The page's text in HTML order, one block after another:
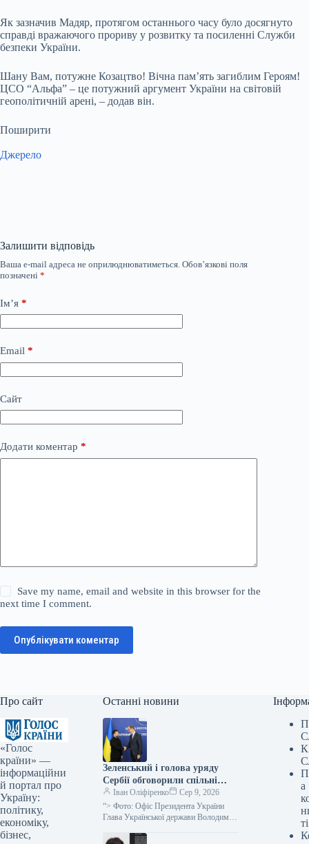
Як зазначив Мадяр, протягом останнього часу було досягнуто
справді вражаючого прориву у розвитку та посиленні Служби
безпеки України.
Шану Вам, потужне Козацтво! Вічна пам’ять загиблим Героям!
ЦСО “Альфа” – це потужний аргумент України на світовій
геополітичній арені, – додав він.
Поширити
Джерело
Залишити відповідь
Ваша e-mail адреса не оприлюднюватиметься. Обов’язкові поля
позначені *
Ім’я *
Email *
Сайт
Додати коментар *
Save my name, email and website in this browser for the
next time I comment.
Опублікувати коментар
Про сайт
«Голос
країни» —
інформаційни
й портал про
Україну:
політику,
економіку,
бізнес,
Останні новини
Зеленський і голова уряду
Сербії обговорили спільні
економічні та логістичні
ініціативи
Іван Оліфіренко
Сер 9, 2026
“> Фото: Офіс Президента України
Глава Української держави Володимир
очільником уряду Сербії Джуро
а
ті